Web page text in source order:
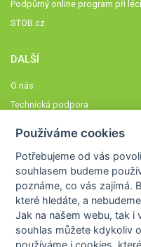
Podpůrný online program při
STOB.cz
DALŠÍ
O nás
Technická podpora
Členové STOBklubu
Zásady nakládání s osobními
Otestujte se
Spočítejte si
Výzva 52
Používáme cookies
Potřebujeme od vás
souhlasem budeme
poznáme,co vás zajímá.
které hledáte, a
Jak na našem webu, tak i
souhlas můžete kdykoliv
používáme i cookies,